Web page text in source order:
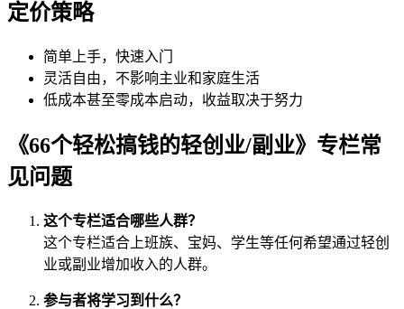
定价策略
简单上手，快速入门
灵活自由，不影响主业和家庭生活
低成本甚至零成本启动，收益取决于努力
《66个轻松搞钱的轻创业/副业》专栏常
见问题
这个专栏适合哪些人群？
这个专栏适合上班族、宝妈、学生等任何希望通过轻创
业或副业增加收入的人群。
参与者将学习到什么？